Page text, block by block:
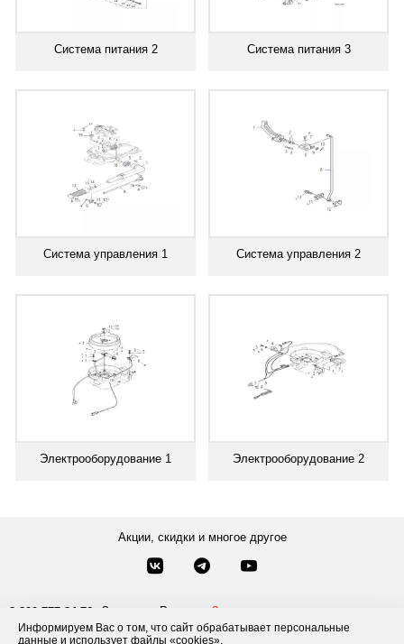
Информируем Вас о том, что сайт обрабатывает персональные
данные и использует файлы «cookies».
Система питания 2 Система питания 3
Система управления 1 Система управления 2
Электрооборудование 1 Электрооборудование 2
Акции, скидки и многое другое
8-800-777-84-76 Звонки по России
Заказать звонок
8 495 181-69-06
Москва